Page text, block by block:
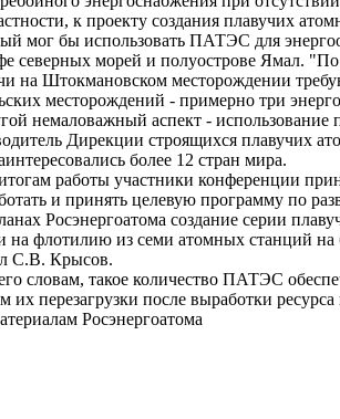
к проекту создания плавучих
мог бы использовать ПАТЭС для
северных морей и полуострове Ямал.
на Штокмановском месторождении
месторождений - примерно три
немаловажный аспект - использование
Дирекции строящихся плавучих
более 12 стран мира.
работы участники конференции
и принять целевую программу по
Росэнергоатома создание серии
на флотилию из семи атомных станций
С.В. Крысов.
словам, такое количество ПАТЭС
их перезагрузки после выработки
Росэнергоатома